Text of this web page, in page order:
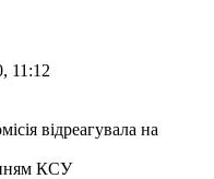
11:12
КСУ